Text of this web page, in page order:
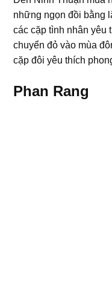
những ngọn đồi bằng
các cặp tình nhân yêu
chuyển đỏ vào mùa
cặp đôi yêu thích
Phan Rang